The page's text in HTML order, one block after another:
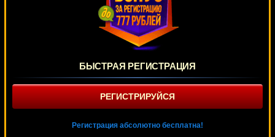
БЫСТРАЯ РЕГИСТРАЦИЯ
РЕГИСТРИРУЙСЯ
Регистрация абсолютно бесплатна!